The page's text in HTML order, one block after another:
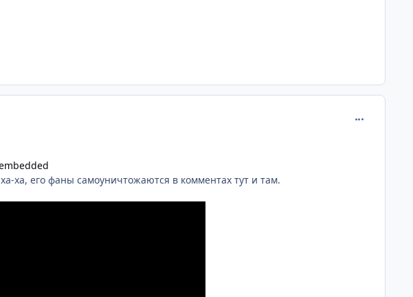
ха, его фаны самоуничтожаются в комментах тут и там.